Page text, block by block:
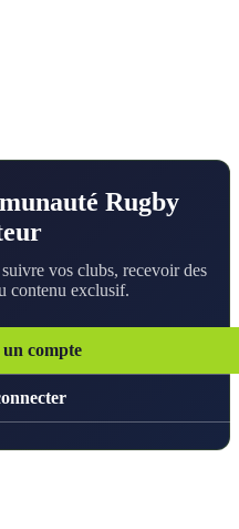
Rugby
vos clubs, recevoir des
contenu exclusif.
compte